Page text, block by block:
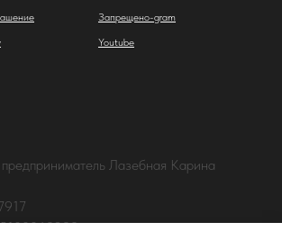
Запрещено-gram
Youtube
Лазебная Карина